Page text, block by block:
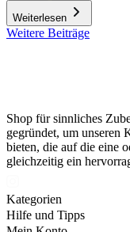
Weiterlesen
Weitere Beiträge
Shop für sinnliches
gegründet, um unseren
bieten, die auf die eine
gleichzeitig ein
Kategorien
Hilfe und Tipps